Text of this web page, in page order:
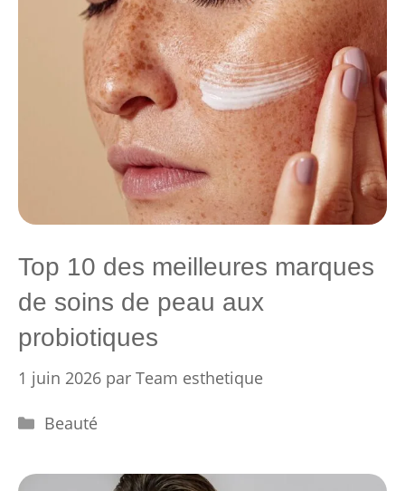
Top 10 des meilleures marques
de soins de peau aux
probiotiques
1 juin 2026 par Team esthetique
Catégories
Beauté